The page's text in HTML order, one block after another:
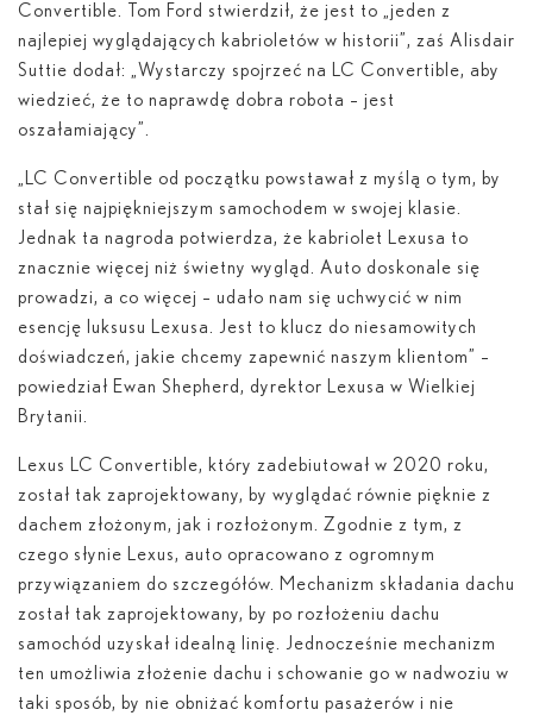
Convertible. Tom Ford stwierdził, że jest to „jeden z
najlepiej wyglądających kabrioletów w historii”, zaś Alisdair
Suttie dodał: „Wystarczy spojrzeć na LC Convertible, aby
wiedzieć, że to naprawdę dobra robota – jest
oszałamiający”.
„LC Convertible od początku powstawał z myślą o tym, by
stał się najpiękniejszym samochodem w swojej klasie.
Jednak ta nagroda potwierdza, że kabriolet Lexusa to
znacznie więcej niż świetny wygląd. Auto doskonale się
prowadzi, a co więcej – udało nam się uchwycić w nim
esencję luksusu Lexusa. Jest to klucz do niesamowitych
doświadczeń, jakie chcemy zapewnić naszym klientom” –
powiedział Ewan Shepherd, dyrektor Lexusa w Wielkiej
Brytanii.
Lexus LC Convertible, który zadebiutował w 2020 roku,
został tak zaprojektowany, by wyglądać równie pięknie z
dachem złożonym, jak i rozłożonym. Zgodnie z tym, z
czego słynie Lexus, auto opracowano z ogromnym
przywiązaniem do szczegółów. Mechanizm składania dachu
został tak zaprojektowany, by po rozłożeniu dachu
samochód uzyskał idealną linię. Jednocześnie mechanizm
ten umożliwia złożenie dachu i schowanie go w nadwoziu w
taki sposób, by nie obniżać komfortu pasażerów i nie